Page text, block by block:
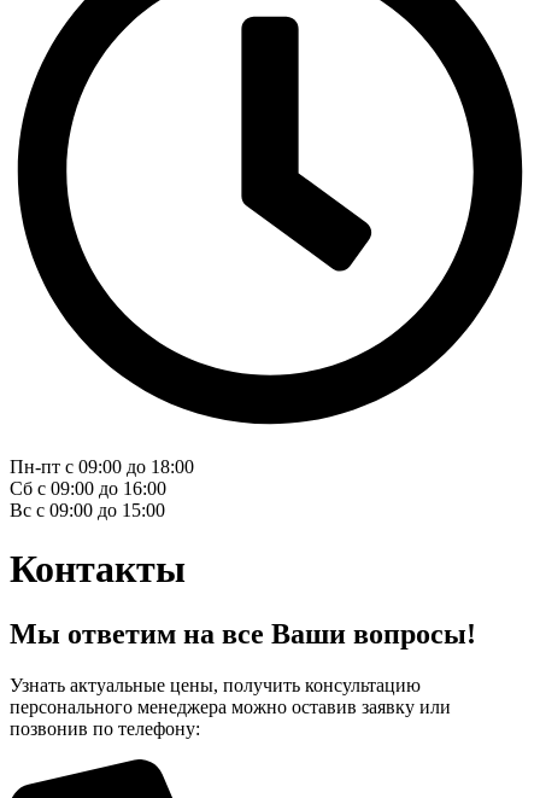
Пн-пт с 09:00 до 18:00
Сб с 09:00 до 16:00
Вс с 09:00 до 15:00
Контакты
Мы ответим на все Ваши вопросы!
Узнать актуальные цены, получить консультацию
персонального менеджера можно оставив заявку или
позвонив по телефону: